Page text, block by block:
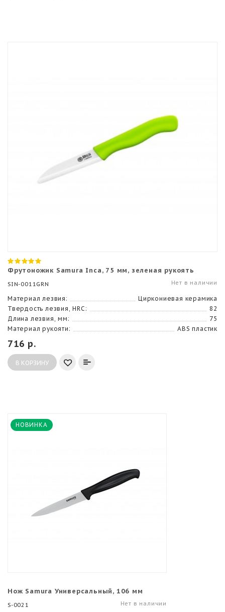
Фрутоножик Samura Inca, 75 мм, зеленая рукоять
SIN-0011GRN Нет в наличии
Материал лезвия:
Циркониевая керамика
Твердость лезвия, HRC:
82
Длина лезвия, мм:
75
Материал рукояти:
ABS пластик
716 р.
В КОРЗИНУ
НОВИНКА
Нож Samura Универсальный, 106 мм
S-0021 Нет в наличии